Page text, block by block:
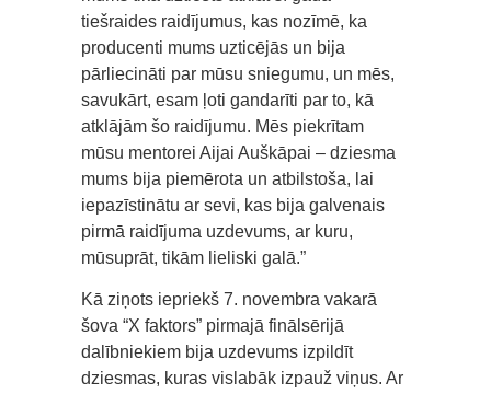
tiešraides raidījumus, kas nozīmē, ka
producenti mums uzticējās un bija
pārliecināti par mūsu sniegumu, un mēs,
savukārt, esam ļoti gandarīti par to, kā
atklājām šo raidījumu. Mēs piekrītam
mūsu mentorei Aijai Auškāpai – dziesma
mums bija piemērota un atbilstoša, lai
iepazīstinātu ar sevi, kas bija galvenais
pirmā raidījuma uzdevums, ar kuru,
mūsuprāt, tikām lieliski galā.”
Kā ziņots iepriekš 7. novembra vakarā
šova “X faktors” pirmajā finālsērijā
dalībniekiem bija uzdevums izpildīt
dziesmas, kuras vislabāk izpauž viņus. Ar